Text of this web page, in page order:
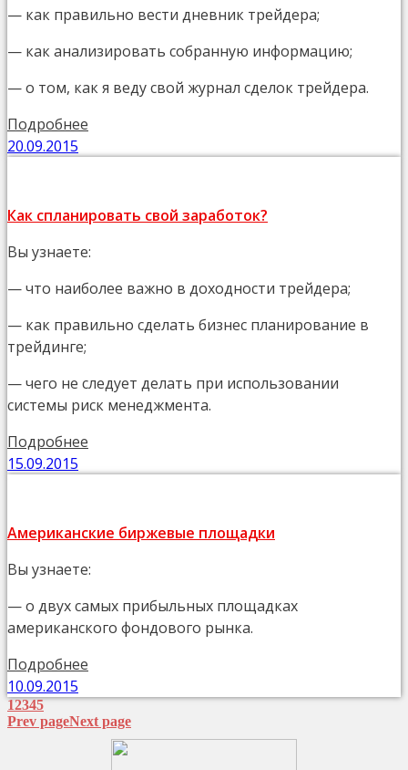
— как правильно вести дневник трейдера;
— как анализировать собранную информацию;
— о том, как я веду свой журнал сделок трейдера.
Подробнее
20.09.2015
Как спланировать свой заработок?
Вы узнаете:
— что наиболее важно в доходности трейдера;
— как правильно сделать бизнес планирование в
трейдинге;
— чего не следует делать при использовании
системы риск менеджмента.
Подробнее
15.09.2015
Американские биржевые площадки
Вы узнаете:
— о двух самых прибыльных площадках
американского фондового рынка.
Подробнее
10.09.2015
12345
Prev pageNext page